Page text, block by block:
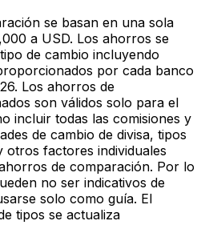
se basan en una sola
a USD. Los ahorros se
de cambio incluyendo
por cada banco
Los ahorros de
son válidos solo para el
incluir todas las comisiones y
de cambio de divisa, tipos
otros factores individuales
de comparación. Por lo
no ser indicativos de
solo como guía. El
tipos se actualiza